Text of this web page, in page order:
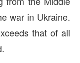
war in Ukraine.
that of all